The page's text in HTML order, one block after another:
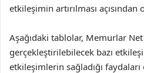
etkileşimin artırılması
Aşağıdaki tablolar, Memurlar Net
gerçekleştirilebilecek bazı
etkileşimlerin sağladığı